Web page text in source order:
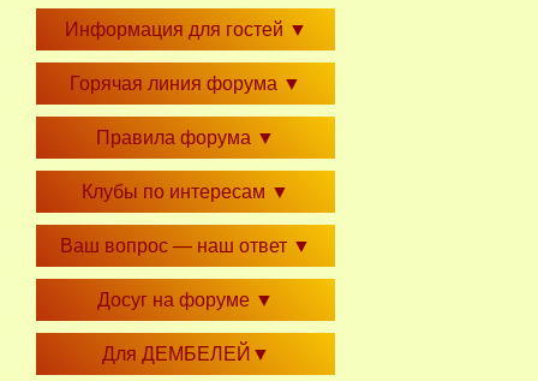
Информация для гостей ▼
Горячая линия форума ▼
Правила форума ▼
Клубы по интересам ▼
Ваш вопрос — наш ответ ▼
Досуг на форуме ▼
Для ДЕМБЕЛЕЙ ▼